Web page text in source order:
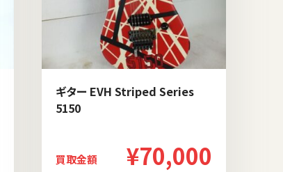
ギター EVH Striped Series
5150
買取金額 ¥70,000